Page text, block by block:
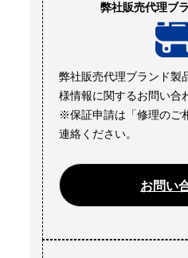
弊社販売代理ブ
弊社販売代理ブランド製
様情報に関するお問い合
※保証申請は「修理のご
連絡ください。
お問い